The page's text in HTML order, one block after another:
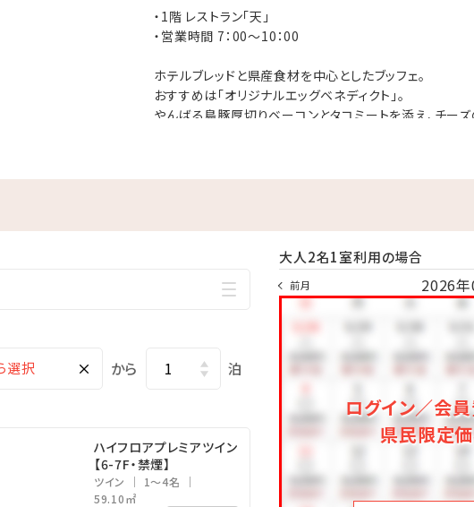
ムご利用無料 ⇒ 5：00～22：00（最終受付 21：30）
ご利用無料 ⇒ 8：00～22：00
のディナーをご希望の場合は、前日までの予約をお願い致します。
より、「Dinner」→「詳細を見る」よりご予約下さい。
いかがですか？
・1階 レストラン「天」
・営業時間 7：00～10：00
ホテルブレッドと県産食材を中心としたブッフェ。
おすすめは「オリジナルエッグベネディクト」。
やんばる島豚厚切りベーコンとタコミートを添え、チー
× から 泊
ハイフロアプレミアツイン
【6-7F・禁煙】
ツイン
1～4名
59.10㎡
大人2名1室利用の場合
前月 2026
ログイン／会員
県民限定